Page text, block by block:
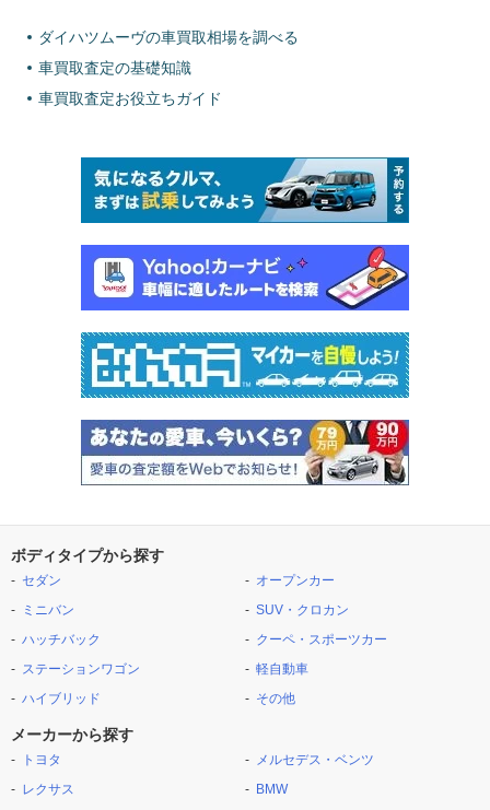
ダイハツムーヴの車買取相場を調べる
車買取査定の基礎知識
車買取査定お役立ちガイド
ボディタイプから探す
セダン
ミニバン
ハッチバック
ステーションワゴン
ハイブリッド
オープンカー
SUV・クロカン
クーペ・スポーツカー
軽自動車
その他
メーカーから探す
トヨタ
レクサス
メルセデス・ベンツ
BMW